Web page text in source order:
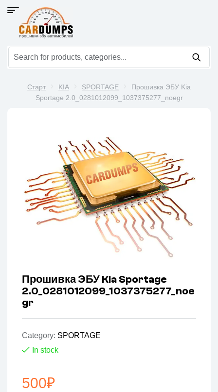
Старт KIA SPORTAGE
Прошивка ЭБУ Kia
Sportage 2.0_0281012099_1037375277_noegr
Прошивка ЭБУ Kia Sportage
2.0_0281012099_1037375277_noe
gr
Category: SPORTAGE
In stock
500₽